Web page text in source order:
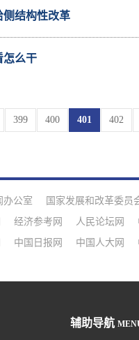
侧结构性改革
怎么干
399 400 401 402
办公室 国家发展和改革委员
经济参考网 人民论坛网
中国日报网 中国人大网
辅助导航